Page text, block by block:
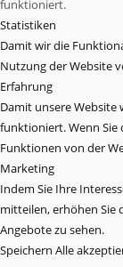
funktioniert.
Statistiken
Damit wir die
Nutzung der Website
Erfahrung
Damit unsere Website
funktioniert. Wenn Sie
Funktionen von der
Marketing
Indem Sie Ihre
mitteilen, erhöhen Sie
Angebote zu sehen.
Speichern Alle